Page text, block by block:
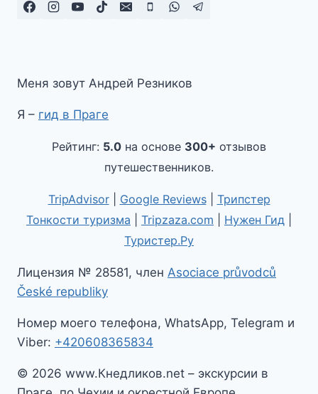
Меня зовут Андрей Резников
Я – гид в Праге
Рейтинг: 5.0 на основе 300+ отзывов
путешественников.
TripAdvisor| Google Reviews| Трипстер
Тонкости туризма
Tripzaza.com Нужен Гид
Туристер.Ру
Лицензия № 28581, член Asociace průvodců
České republiky
Номер моего телефона, WhatsApp, Telegram и
Viber: +420608365834
© 2026 www.Кнедликов.net – экскурсии в